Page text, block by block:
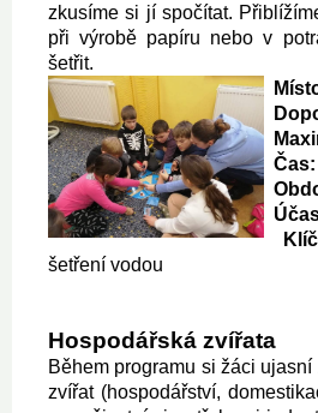
zkusíme si jí spočítat.
při výrobě papíru nebo v
šetřit.
Čas:
šetření vodou
Hospodářská zvířata
Během programu si žáci
zvířat (hospodářství,